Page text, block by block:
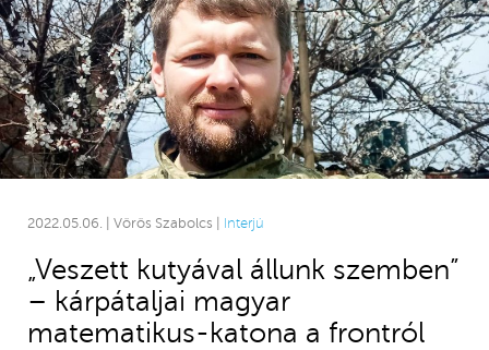
2022.05.06. | Vörös Szabolcs | Interjú
„Veszett kutyával állunk szemben”
– kárpátaljai magyar
matematikus-katona a frontról